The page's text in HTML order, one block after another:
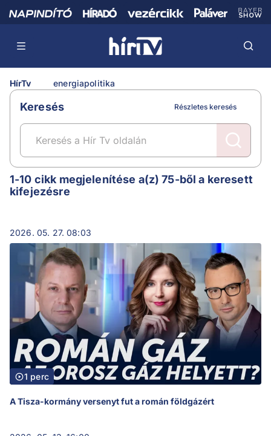
HírTv energiapolitika
Keresés Részletes keresés
energiapolitika
1-10 cikk megjelenítése a(z) 75-ből a keresett
kifejezésre
2026. 05. 27. 08:03
1 perc
A Tisza-kormány versenyt fut a román földgázért